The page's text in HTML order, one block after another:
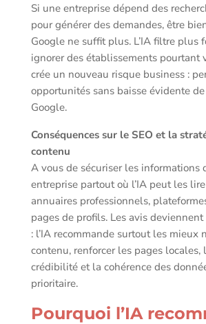
Si une entreprise dépend des
pour générer des demandes, être
Google ne suffit plus. L’IA filtre plus
ignorer des établissements pourtant
crée un nouveau risque business :
opportunités sans baisse évidente
Google.
Conséquences sur le SEO et la
contenu
A vous de sécuriser les informations
entreprise partout où l’IA peut les
annuaires professionnels,
pages de profils. Les avis
: l’IA recommande surtout les mieux
contenu, renforcer les pages locales,
crédibilité et la cohérence des
prioritaire.
Pourquoi l’IA